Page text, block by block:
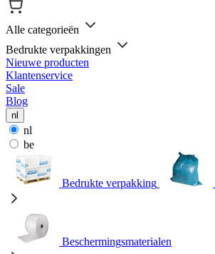
Alle categorieën
Bedrukte verpakkingen
Nieuwe producten
Klantenservice
Sale
Blog
nl
nl
be
Bedrukte verpakking
Beschermingsmaterialen